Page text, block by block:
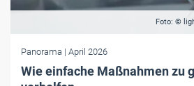
Foto: ©
Panorama | April 2026
Wie einfache Maßnahmen zu